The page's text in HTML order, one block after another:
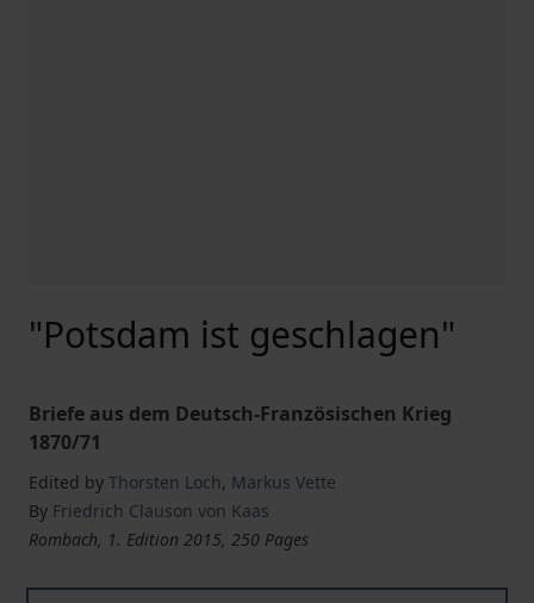
"Potsdam ist geschlagen"
Briefe aus dem Deutsch-Französischen Krieg
1870/71
Edited by Thorsten Loch, Markus Vette
By Friedrich Clauson von Kaas
Rombach, 1. Edition 2015, 250 Pages